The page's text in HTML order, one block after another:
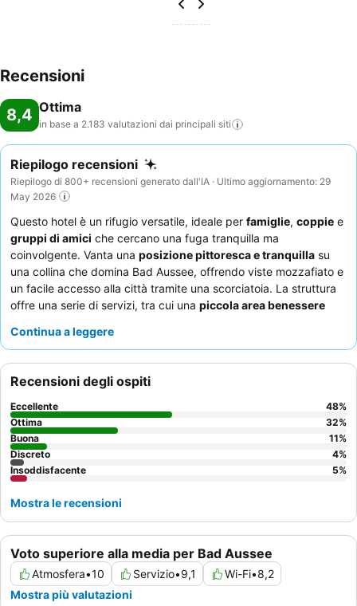
Recensioni
8,4 Ottima
in base a 2.183 valutazioni dai principali siti
Riepilogo recensioni
Riepilogo di 800+ recensioni generato dall'IA · Ultimo aggiornamento: 29
May 2026
Questo hotel è un rifugio versatile, ideale per famiglie, coppie e
gruppi di amici che cercano una fuga tranquilla ma
coinvolgente. Vanta una posizione pittoresca e tranquilla su
una collina che domina Bad Aussee, offrendo viste mozzafiato e
un facile accesso alla città tramite una scorciatoia. La struttura
offre una serie di servizi, tra cui una piccola area benessere
per bambinie unparco giochi
cordialità e disponibilità del personale
colazione e cena, descritti come eccellenti e variegati. Per un
soggiorno davvero memorabile, considerate di prenotare una
camera con
per apprezzare appieno l'ambiente
sereno.
Continua a leggere
Voto superiore alla media per Bad Aussee
Atmosfera•10 Servizio•9,1 Wi-Fi•8,2
Mostra più valutazioni
Recensioni degli ospiti
Eccellente 48%
Ottima
32%
Buona
11%
Discreto
4%
Insoddisfacente
5%
Mostra le recensioni